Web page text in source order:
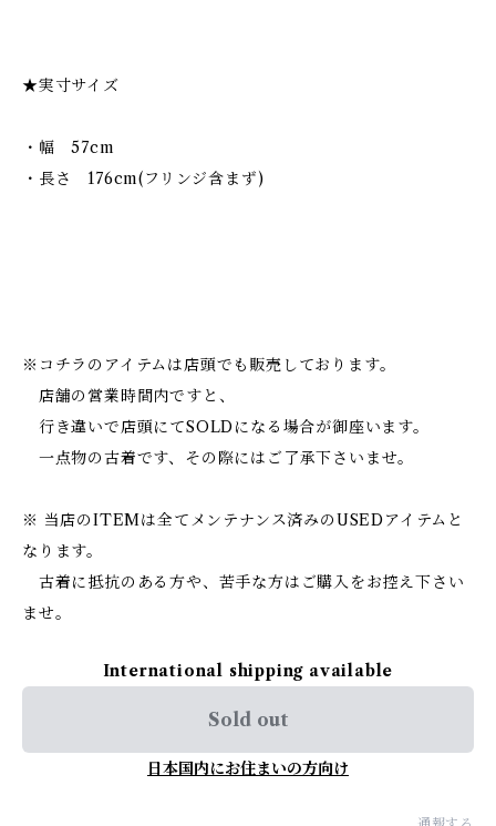
★実寸サイズ
・幅 57cm
・長さ 176cm(フリンジ含まず)
※コチラのアイテムは店頭でも販売しております。
店舗の営業時間内ですと、
行き違いで店頭にてSOLDになる場合が御座います。
一点物の古着です、その際にはご了承下さいませ。
※ 当店のITEMは全てメンテナンス済みのUSEDアイテムと
なります。
古着に抵抗のある方や、苦手な方はご購入をお控え下さい
ませ。
International shipping available
Sold out
日本国内にお住まいの方向け